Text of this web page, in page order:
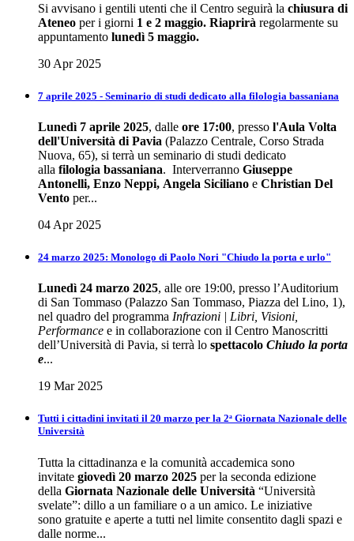
Si avvisano i gentili utenti che il Centro seguirà la chiusura di
Ateneo per i giorni 1 e 2 maggio. Riaprirà regolarmente su
appuntamento lunedì 5 maggio.
30 Apr 2025
7 aprile 2025 - Seminario di studi dedicato alla filologia bassaniana
Lunedì 7 aprile 2025, dalle ore 17:00, presso l'Aula Volta
dell'Università di Pavia (Palazzo Centrale, Corso Strada
Nuova, 65), si terrà un seminario di studi dedicato
alla filologia bassaniana. Interverranno Giuseppe
Antonelli, Enzo Neppi, Angela Siciliano e Christian Del
Vento per...
04 Apr 2025
24 marzo 2025: Monologo di Paolo Nori "Chiudo la porta e urlo"
Lunedì 24 marzo 2025, alle ore 19:00, presso l’Auditorium
di San Tommaso (Palazzo San Tommaso, Piazza del Lino, 1),
nel quadro del programma Infrazioni | Libri, Visioni,
Performance e in collaborazione con il Centro Manoscritti
dell’Università di Pavia, si terrà lo spettacolo Chiudo la porta
e...
19 Mar 2025
Tutti i cittadini invitati il 20 marzo per la 2ᵃ Giornata Nazionale delle
Università
Tutta la cittadinanza e la comunità accademica sono
invitate giovedì 20 marzo 2025 per la seconda edizione
della Giornata Nazionale delle Università “Università
svelate”: dillo a un familiare o a un amico. Le iniziative
sono gratuite e aperte a tutti nel limite consentito dagli spazi e
dalle norme...